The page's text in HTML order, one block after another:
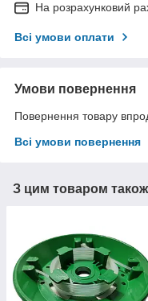
На розрахунковий
Всі умови оплати
Умови повернення
Повернення товару
Всі умови повернення
З цим товаром